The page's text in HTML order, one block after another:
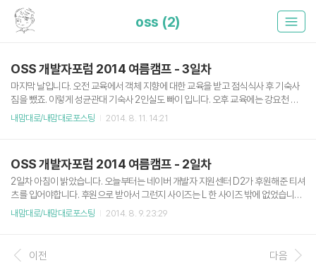
oss (2)
OSS 개발자포럼 2014 여름캠프 - 3일차
마지막 날입니다. 오전 교육에서 객체 지향에 대한 교육을 받고 점식식사 후 기숙사
짐을 뺐죠. 이렇게 성균관대 기숙사 2인실도 빠이 입니다. 오후 교육에는 강요천 강
사님의 특강과 pygame 에 대해 배웠는데, 개인적으로 게임에 관해서는 흥미가 없
리고 국내에서는 여전히 Java가 짱짱맨이라는 생각도..) 교육을 마치고 받은 수료증.
수료증이 나올줄은 몰랐습니다 ㅎ.ㅎ (사진 : 페이스북 OSS 개발자포럼 그룹) 그리
고 짧디 짧았던 2박 3일간의 ..
내맘대로/내맘대로포스팅 2014. 8. 11. 14:21
OSS 개발자포럼 2014 여름캠프 - 2일차
2일차 아침이 밝았습니다. 오늘부터는 네이버 개발자 지원센터 D2가 후원해준 티셔
츠를 입어야합니다. 후원으로 받아서 그런지 사이즈는 L 한 사이즈 밖에 없었습니다.
전역 후 몸무게가 폭발적으로 증가한 저에게는 타이트 하군요 ... 주륵. 그래도 이번
여담으로 성균관대에서는 와이파이를 보안공개로 열어두었지만 웹을 통해 간단한
소속과 이름, 메일 인증을 해야만 사용할 수 있었습니다. 번거롭기는 하지만 개인적
내맘대로/내맘대로포스팅 2014. 8. 9. 23:29
이전 다음